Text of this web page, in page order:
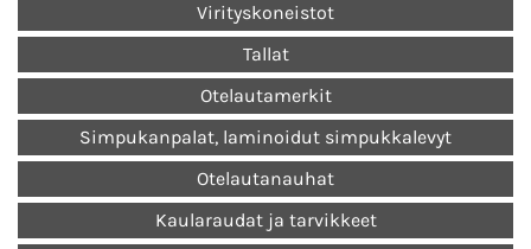
Virityskoneistot
Tallat
Otelautamerkit
Simpukanpalat, laminoidut simpukkalevyt
Otelautanauhat
Kaularaudat ja tarvikkeet